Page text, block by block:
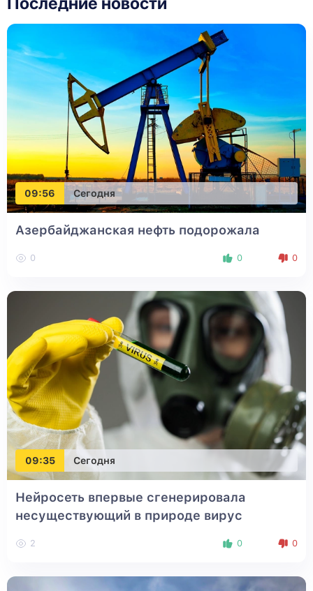
09:56 Сегодня
Азербайджанская нефть подорожала
0 0 0
09:35 Сегодня
Нейросеть впервые сгенерировала
несуществующий в природе вирус
2 0 0